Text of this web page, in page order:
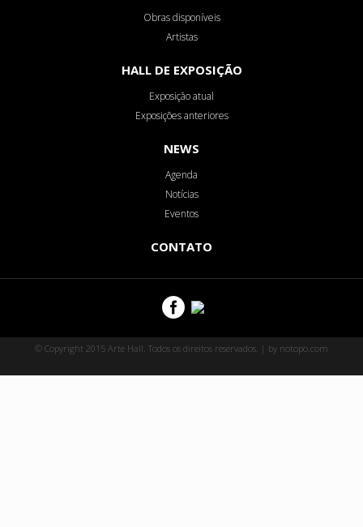
Obras disponíveis
Artistas
HALL DE EXPOSIÇÃO
Exposição atual
Exposições anteriores
NEWS
Agenda
Notícias
Eventos
CONTATO
© Copyright 2015 Arte Hall. Todos os direitos reservados. | by notopo.com